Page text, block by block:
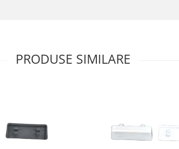
PRODUSE SIMILARE